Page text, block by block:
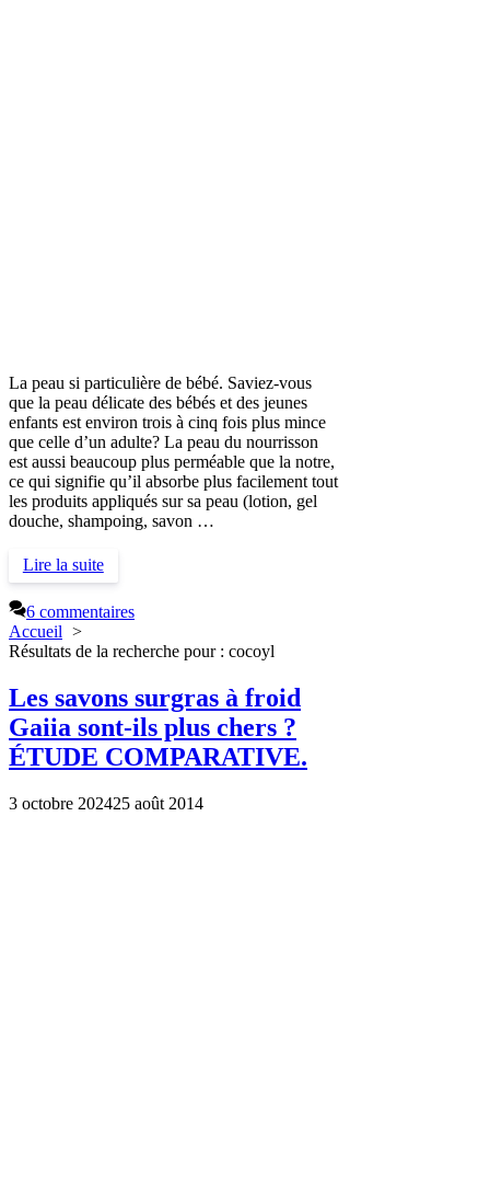
La peau si particulière de bébé. Saviez-vous
que la peau délicate des bébés et des jeunes
enfants est environ trois à cinq fois plus mince
que celle d’un adulte? La peau du nourrisson
est aussi beaucoup plus perméable que la notre,
ce qui signifie qu’il absorbe plus facilement tout
les produits appliqués sur sa peau (lotion, gel
douche, shampoing, savon …
Lire la suite
6 commentaires
Accueil
Résultats de la recherche pour : cocoyl
Les savons surgras à froid
Gaiia sont-ils plus chers ?
ÉTUDE COMPARATIVE.
3 octobre 202425 août 2014